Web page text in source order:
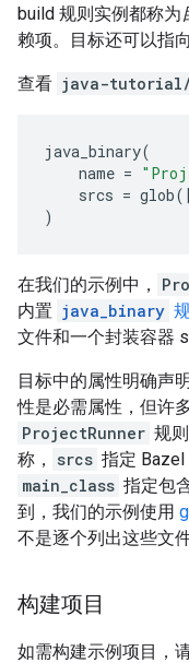
build 规则实例都称为
赖项。目标还可以指
查看 java-tutorial/
java_binary(
name =
srcs = glob
)
在我们的示例中，
内置 java_binary
文件和一个封装容器
目标中的属性明确声
性是必需属性，但许
ProjectRunner 规
称，
srcs 指定
main_class 指定包
到，我们的示例使用
不是逐个列出这些文件
构建项目
如需构建示例项目，